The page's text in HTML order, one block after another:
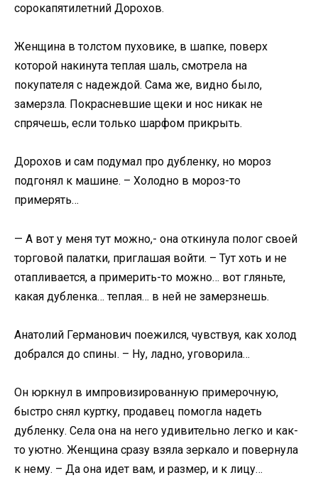
сорокапятилетний Дорохов.
Женщина в толстом пуховике, в шапке, поверх
которой накинута теплая шаль, смотрела на
покупателя с надеждой. Сама же, видно было,
замерзла. Покрасневшие щеки и нос никак не
спрячешь, если только шарфом прикрыть.
Дорохов и сам подумал про дубленку, но мороз
подгонял к машине. – Холодно в мороз-то
примерять…
— А вот у меня тут можно,- она откинула полог своей
торговой палатки, приглашая войти. – Тут хоть и не
отапливается, а примерить-то можно… вот гляньте,
какая дубленка… теплая… в ней не замерзнешь.
Анатолий Германович поежился, чувствуя, как холод
добрался до спины. – Ну, ладно, уговорила…
Он юркнул в импровизированную примерочную,
быстро снял куртку, продавец помогла надеть
дубленку. Села она на него удивительно легко и как-
то уютно. Женщина сразу взяла зеркало и повернула
к нему. – Да она идет вам, и размер, и к лицу…